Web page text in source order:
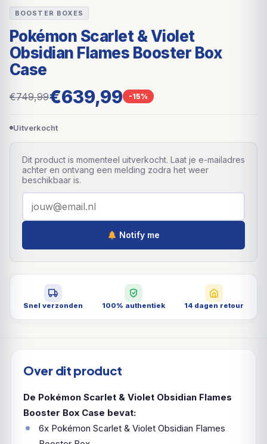
BOOSTER BOXES
Pokémon Scarlet & Violet
Obsidian Flames Booster Box
Case
€749,99€639,99 -15%
Uitverkocht
Dit product is momenteel uitverkocht. Laat je e-mailadres
achter en ontvang een melding zodra het weer
beschikbaar is.
Notify me
Snel verzonden 100% authentiek 14 dagen retour
Over dit product
De Pokémon Scarlet & Violet Obsidian Flames
Booster Box Case bevat:
6x Pokémon Scarlet & Violet Obsidian Flames